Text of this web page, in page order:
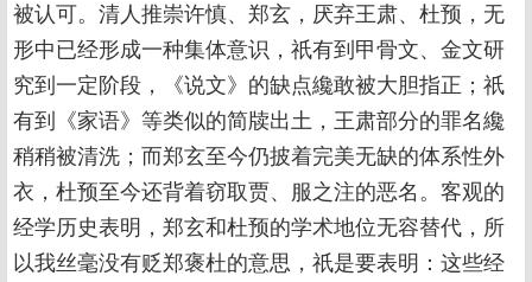
被认可。清人推崇许慎、郑玄，厌弃王肃、杜预，无
形中已经形成一种集体意识，祇有到甲骨文、金文研
究到一定阶段，《说文》的缺点纔敢被大胆指正；祇
有到《家语》等类似的简牍出土，王肃部分的罪名纔
稍稍被清洗；而郑玄至今仍披着完美无缺的体系性外
衣，杜预至今还背着窃取贾、服之注的恶名。客观的
经学历史表明，郑玄和杜预的学术地位无容替代，所
以我丝毫没有贬郑褒杜的意思，祇是要表明：这些经